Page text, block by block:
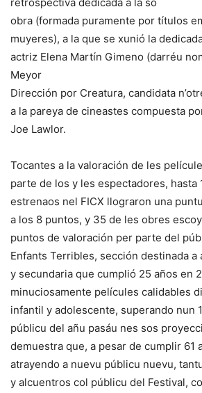
obra (formada puramente por títulos
muyeres), a la que se xunió la
actriz Elena Martín Gimeno (darréu
Meyor
Dirección por Creatura, candidata
a la pareya de cineastes compuesta
Joe Lawlor.
Tocantes a la valoración de les
parte de los y les espectadores, hasta
estrenaos nel FICX llograron una
a los 8 puntos, y 35 de les obres
puntos de valoración per parte del
Enfants Terribles, sección destinada a
y secundaria que cumplió 25 años en
minuciosamente películes calidables
infantil y adolescente, superando nun
públicu del añu pasáu nes sos
demuestra que, a pesar de cumplir 61
atrayendo a nuevu públicu nuevu,
y alcuentros col públicu del Festival,